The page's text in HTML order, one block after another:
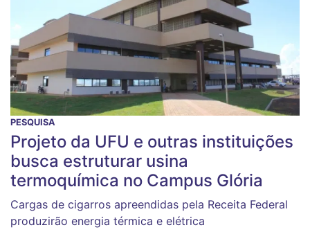
PESQUISA
Projeto da UFU e outras instituições
busca estruturar usina
termoquímica no Campus Glória
Cargas de cigarros apreendidas pela Receita Federal
produzirão energia térmica e elétrica